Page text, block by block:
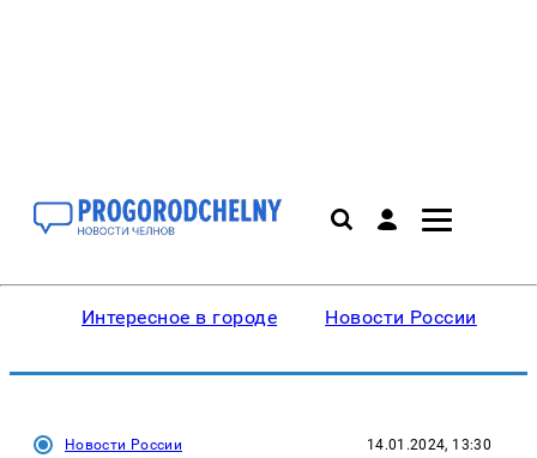
Интересное в городе Новости России
Новости России 14.01.2024, 13:30